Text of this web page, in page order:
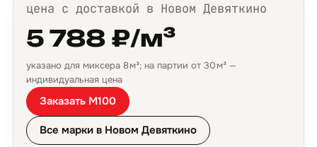
цена с доставкой в Новом Девяткино
5 788 ₽/м³
указано для миксера 8 м³; на партии от 30 м³ —
индивидуальная цена
Заказать М100
Все марки в Новом Девяткино